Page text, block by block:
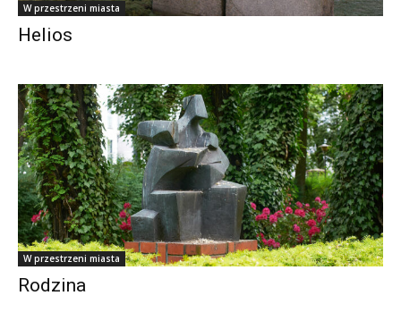
W przestrzeni miasta
Helios
W przestrzeni miasta
Rodzina